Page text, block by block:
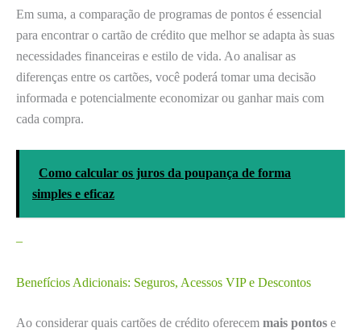
Em suma, a comparação de programas de pontos é essencial
para encontrar o cartão de crédito que melhor se adapta às suas
necessidades financeiras e estilo de vida. Ao analisar as
diferenças entre os cartões, você poderá tomar uma decisão
informada e potencialmente economizar ou ganhar mais com
cada compra.
Como calcular os juros da poupança de forma
simples e eficaz
–
Benefícios Adicionais: Seguros, Acessos VIP e Descontos
Ao considerar quais cartões de crédito oferecem mais pontos e